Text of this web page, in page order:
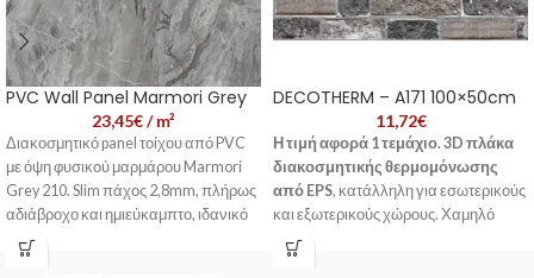
PVC Wall Panel Marmori Grey
23,45€/ m²
Διακοσμητικό panel τοίχου από PVC
με όψη φυσικού μαρμάρου Marmori
Grey 210. Slim πάχος 2,8mm, πλήρως
αδιάβροχο και ημιεύκαμπτο, ιδανικό
για μπάνιο, κουζίνα και σύγχρονους
εσωτερικούς χώρους.
DECOTHERM – A171 100×50cm
11,72€
Η τιμή αφορά 1 τεμάχιο.3D πλάκα
διακοσμητικής θερμομόνωσης
από EPS, κατάλληλη για εσωτερικούς
και εξωτερικούς χώρους. Χαμηλό
βάρος και εύκολη τοποθέτηση.